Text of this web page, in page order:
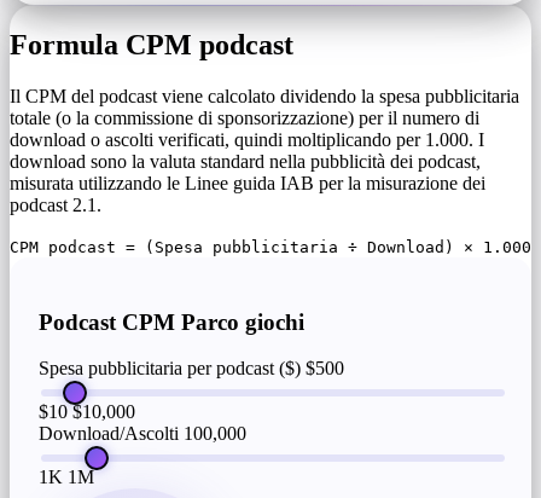
Formula CPM podcast
Il CPM del podcast viene calcolato dividendo la spesa pubblicitaria
totale (o la commissione di sponsorizzazione) per il numero di
download o ascolti verificati, quindi moltiplicando per 1.000. I
download sono la valuta standard nella pubblicità dei podcast,
misurata utilizzando le Linee guida IAB per la misurazione dei
podcast 2.1.
CPM podcast = (Spesa pubblicitaria ÷ Download) × 1.000
Podcast CPM Parco giochi
Spesa pubblicitaria per podcast ($) $500
$10 $10,000
Download/Ascolti 100,000
1K 1M